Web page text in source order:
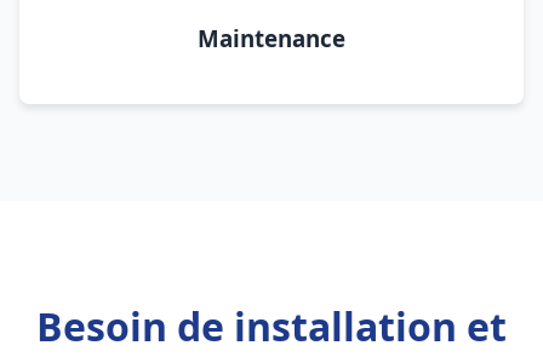
Maintenance
Besoin de installation et